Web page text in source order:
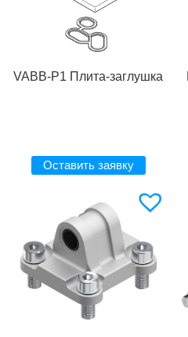
VABB-P1 Плита-заглушка
Оставить заявку